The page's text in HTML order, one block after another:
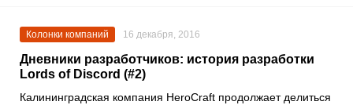
Колонки компаний 16 декабря, 2016
Дневники разработчиков: история разработки
Lords of Discord (#2)
Калининградская компания HeroCraft продолжает делиться